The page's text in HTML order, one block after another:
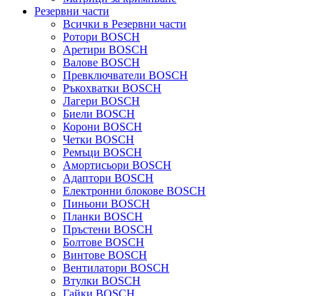
Резервни части
Всички в Резервни части
Ротори BOSCH
Аретири BOSCH
Валове BOSCH
Превключватели BOSCH
Ръкохватки BOSCH
Лагери BOSCH
Биели BOSCH
Корони BOSCH
Четки BOSCH
Ремъци BOSCH
Амортисьори BOSCH
Адаптори BOSCH
Електронни блокове BOSCH
Пиньони BOSCH
Планки BOSCH
Пръстени BOSCH
Болтове BOSCH
Винтове BOSCH
Вентилатори BOSCH
Втулки BOSCH
Гайки BOSCH